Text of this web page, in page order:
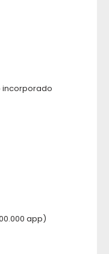
incorporado
app)